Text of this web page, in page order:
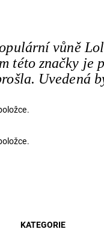
vůně
této značky
Uvedená
KATEGORIE